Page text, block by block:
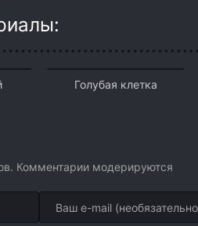
Голубая клетка
Комментарии модерируются